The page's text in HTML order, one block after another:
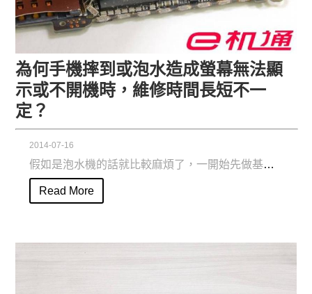
為何手機摔到或泡水造成螢幕無法顯
示或不開機時，維修時間長短不一
定？
2014-07-16
假如是泡水機的話就比較麻煩了，一開始先做基本除銹、除濕等動作，接下來開始接電尋找電路看哪裡有問題...
Read More